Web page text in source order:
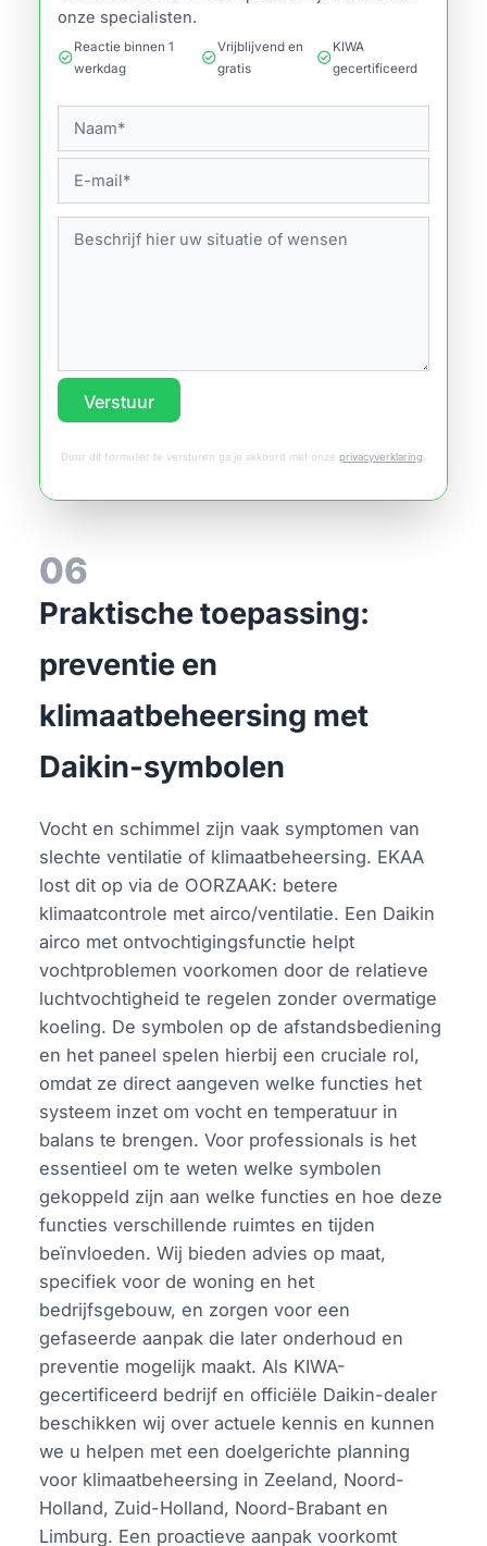
onze specialisten.
check_circle
Reactie binnen 1
werkdag
check_circle
Vrijblijvend en
gratis
check_circle
KIWA
gecertificeerd
Verstuur
Door dit formulier te versturen ga je akkoord met onze privacyverklaring
06
Praktische toepassing:
preventie en
klimaatbeheersing met
Daikin-symbolen
Vocht en schimmel zijn vaak symptomen van
slechte ventilatie of klimaatbeheersing. EKAA
lost dit op via de OORZAAK: betere
klimaatcontrole met airco/ventilatie. Een Daikin
airco met ontvochtigingsfunctie helpt
vochtproblemen voorkomen door de relatieve
luchtvochtigheid te regelen zonder overmatige
koeling. De symbolen op de afstandsbediening
en het paneel spelen hierbij een cruciale rol,
omdat ze direct aangeven welke functies het
systeem inzet om vocht en temperatuur in
balans te brengen. Voor professionals is het
essentieel om te weten welke symbolen
gekoppeld zijn aan welke functies en hoe deze
functies verschillende ruimtes en tijden
beïnvloeden. Wij bieden advies op maat,
specifiek voor de woning en het
bedrijfsgebouw, en zorgen voor een
gefaseerde aanpak die later onderhoud en
preventie mogelijk maakt. Als KIWA-
gecertificeerd bedrijf en officiële Daikin-dealer
beschikken wij over actuele kennis en kunnen
we u helpen met een doelgerichte planning
voor klimaatbeheersing in Zeeland, Noord-
Holland, Zuid-Holland, Noord-Brabant en
Limburg. Een proactieve aanpak voorkomt